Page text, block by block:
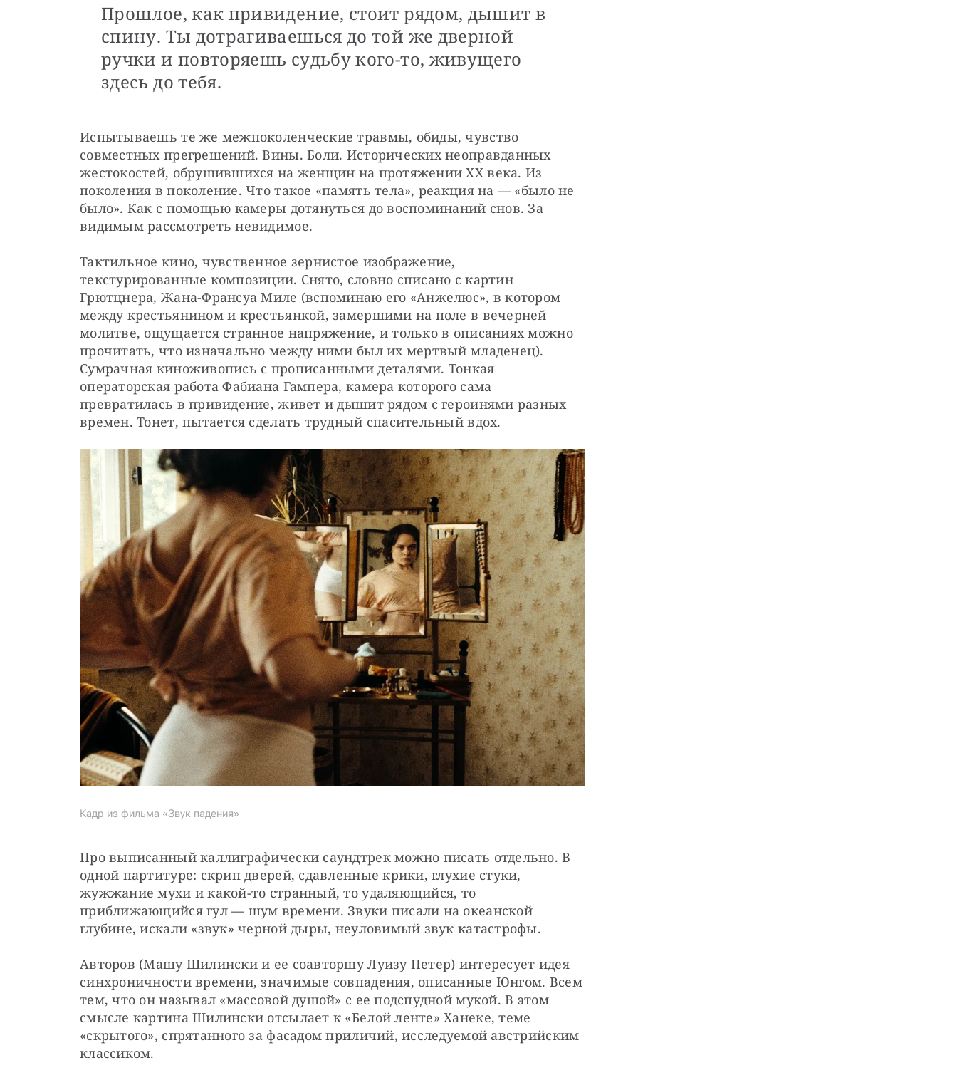
Прошлое, как привидение, стоит рядом, дышит в
спину. Ты дотрагиваешься до той же дверной
ручки и повторяешь судьбу кого-то, живущего
здесь до тебя.
Испытываешь те же межпоколенческие травмы, обиды, чувство
совместных прегрешений. Вины. Боли. Исторических неоправданных
жестокостей, обрушившихся на женщин на протяжении XX века. Из
поколения в поколение. Что такое «память тела», реакция на — «было не
было». Как с помощью камеры дотянуться до воспоминаний снов. За
видимым рассмотреть невидимое.
Тактильное кино, чувственное зернистое изображение,
текстурированные композиции. Снято, словно списано с картин
Грютцнера, Жана-Франсуа Миле (вспоминаю его «Анжелюс», в котором
между крестьянином и крестьянкой, замершими на поле в вечерней
молитве, ощущается странное напряжение, и только в описаниях можно
прочитать, что изначально между ними был их мертвый младенец).
Сумрачная киноживопись с прописанными деталями. Тонкая
операторская работа Фабиана Гампера, камера которого сама
превратилась в привидение, живет и дышит рядом с героинями разных
времен. Тонет, пытается сделать трудный спасительный вдох.
Кадр из фильма «Звук падения»
Про выписанный каллиграфически саундтрек можно писать отдельно. В
одной партитуре: скрип дверей, сдавленные крики, глухие стуки,
жужжание мухи и какой-то странный, то удаляющийся, то
приближающийся гул — шум времени. Звуки писали на океанской
глубине, искали «звук» черной дыры, неуловимый звук катастрофы.
Авторов (Машу Шилински и ее соавторшу Луизу Петер) интересует идея
синхроничности времени, значимые совпадения, описанные Юнгом. Всем
тем, что он называл «массовой душой» с ее подспудной мукой. В этом
смысле картина Шилински отсылает к «Белой ленте» Ханеке, теме
«скрытого», спрятанного за фасадом приличий, исследуемой австрийским
классиком.